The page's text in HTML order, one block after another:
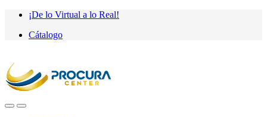
Saltar
navegación
saltar
contenido
¡De lo Virtual a lo Real!
Cátalogo